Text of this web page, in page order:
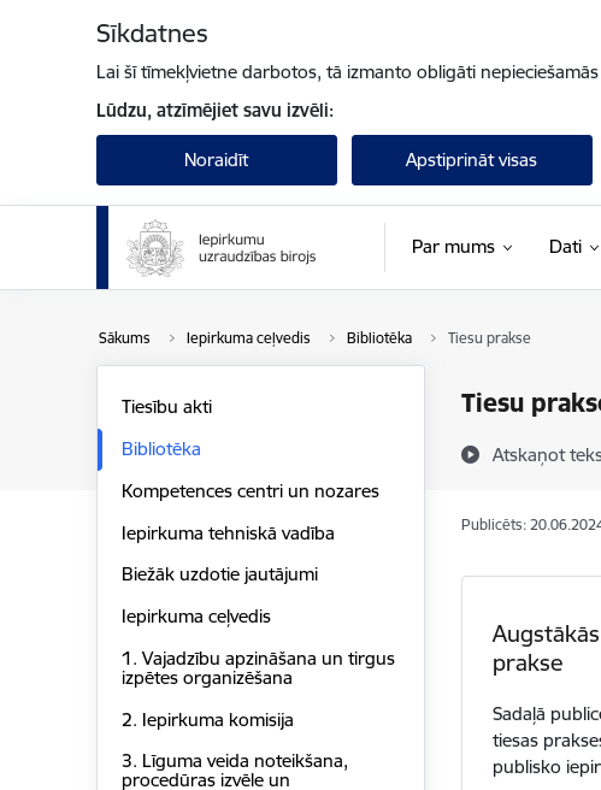
Sīkdatnes
Lai šī tīmekļvietne darbotos, tā izmanto obligāti
Lūdzu, atzīmējiet savu izvēli:
Noraidīt Apstiprināt visas
Par mums Dati
Sākums Iepirkuma ceļvedis Bibliotēka Tiesu prakse
Tiesu
Atskaņot
Tiesību akti
Bibliotēka
Kompetences centri un nozares
Iepirkuma tehniskā vadība
Biežāk uzdotie jautājumi
Iepirkuma ceļvedis
1. Vajadzību apzināšana un tirgus
izpētes organizēšana
2. Iepirkuma komisija
3. Līguma veida noteikšana,
procedūras izvēle un
Publicēts:
prakse
Sadaļā
tiesas
publisko